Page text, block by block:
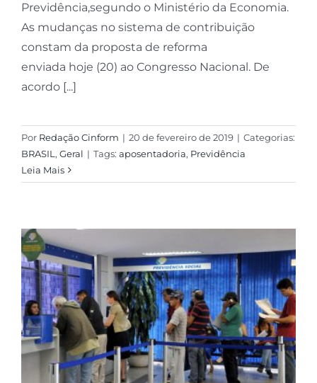
Previdência,segundo o Ministério da Economia.
As mudanças no sistema de contribuição
constam da proposta de reforma
enviada hoje (20) ao Congresso Nacional. De
acordo [...]
Por Redação Cinform | 20 de fevereiro de 2019 | Categorias:
BRASIL, Geral | Tags: aposentadoria, Previdência
Leia Mais